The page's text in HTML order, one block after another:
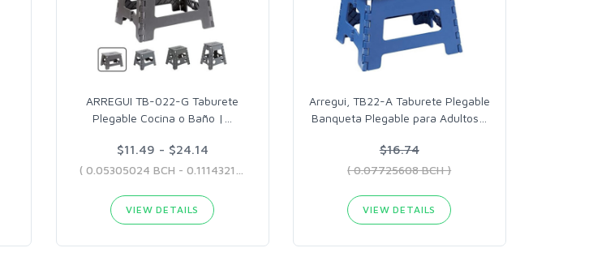
ARREGUI TB-022-G Taburete
Plegable Cocina o Baño |
$11.49 - $24.14
VIEW DETAILS
Arregui, TB22-A Taburete Plegable
Banqueta Plegable para Adultos
$16.74
( 0.07725608 BCH )
VIEW DETAILS